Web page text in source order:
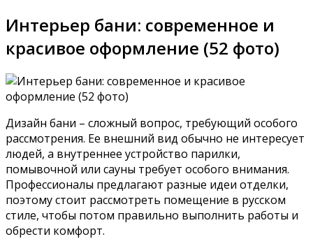
Интерьер бани: современное и
красивое оформление (52 фото)
Дизайн бани – сложный вопрос, требующий особого
рассмотрения. Ее внешний вид обычно не интересует
людей, а внутреннее устройство парилки,
помывочной или сауны требует особого внимания.
Профессионалы предлагают разные идеи отделки,
поэтому стоит рассмотреть помещение в русском
стиле, чтобы потом правильно выполнить работы и
обрести комфорт.